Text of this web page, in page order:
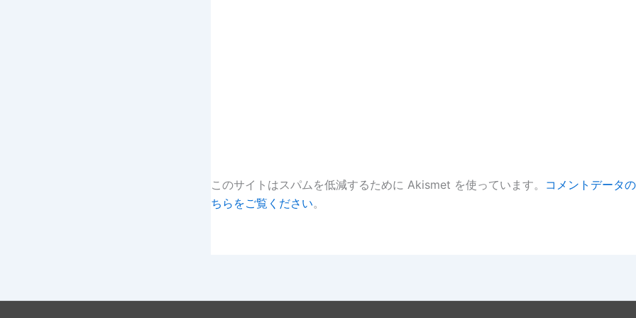
このサイトはスパムを低減するために Akismet を使っています。 コメントデータ
ちらをご覧ください。